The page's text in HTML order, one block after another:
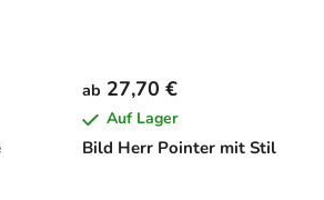
Bild Herr Pointer mit Stil
ab 27,70 €
Auf Lager